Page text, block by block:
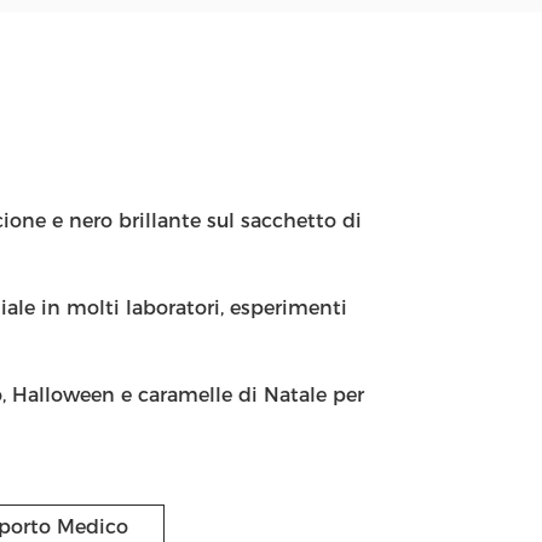
e nero brillante sul sacchetto di
in molti laboratori, esperimenti
Halloween e caramelle di Natale per
Medico